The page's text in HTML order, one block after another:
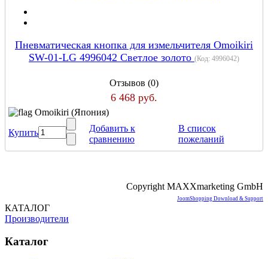
Пневматическая кнопка для измельчителя Omoikiri
SW-01-LG 4996042 Светлое золото (Код: 4996042)
Отзывов (0)
6 468 руб.
Omoikiri (Япония)
Купить
Добавить к
сравнению
В список
пожеланий
Copyright MAXXmarketing GmbH
JoomShopping Download & Support
КАТАЛОГ
Производители
Каталог